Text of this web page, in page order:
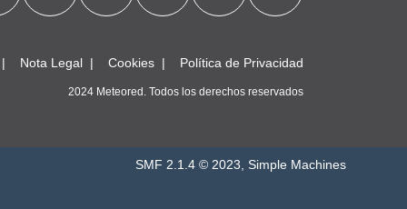
Nota Legal Cookies Política de Privacidad
2024 Meteored. Todos los derechos reservados
SMF 2.1.4 © 2023, Simple Machines